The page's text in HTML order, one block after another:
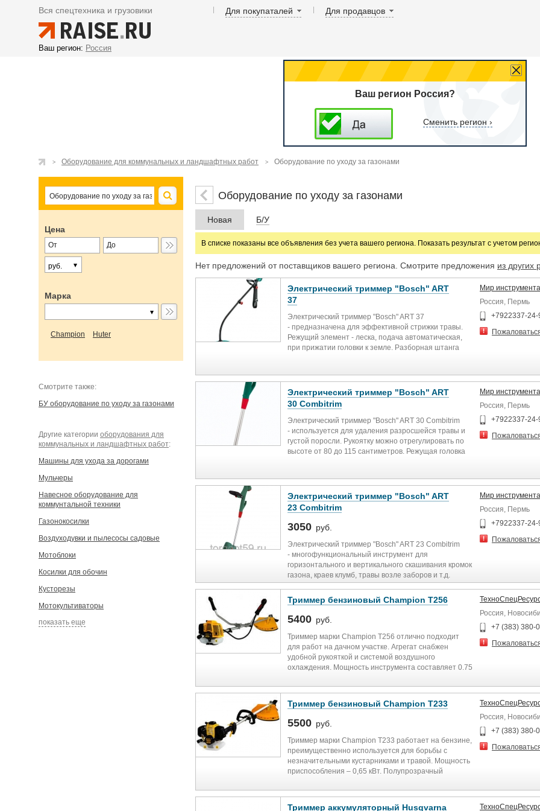
Вся спецтехника и грузовики Для покупаталей Для продавцов
Ваш регион: Россия
Ваш регион Россия?
Сменить регион ›
Оборудование для коммунальных и ландшафтных работ Оборудование по уходу за газонами
Цена
руб.
Марка
Champion Huter
Cмотрите также:
БУ оборудование по уходу за газонами
Другие категории оборудования для
коммунальных и ландшафтных работ:
Машины для ухода за дорогами
Мульчеры
Навесное оборудование для
коммунтальной техники
Газонокосилки
Воздуходувки и пылесосы садовые
Мотоблоки
Косилки для обочин
Кусторезы
Мотокультиваторы
показать еще
Оборудование по уходу за газонами
Новая Б/У
В списке показаны все объявления без учета вашего региона. Показать результат с учетом
Нет предложений от поставщиков вашего региона. Смотрите предложения из других
Электрический триммер "Bosch" ART
37
Электрический триммер "Bosch" ART 37
- предназначена для эффективной стрижки травы.
Режущий элемент - леска, подача автоматическая,
при прижатии головки к земле. Разборная штанга
регулируется под рост оператора и обеспечивает
лучшую маневренность. В комплект входит
наплечных ремень для комфортной, менее
утомительной работы.
Мир
Россия, Пермь
+7922337-24-
Электрический триммер "Bosch" ART
30 Combitrim
Электрический триммер "Bosch" ART 30 Combitrim
- используется для удаления разросшейся травы и
густой поросли. Рукоятку можно отрегулировать по
высоте от 80 до 115 сантиметров. Режущая головка
Мир
Россия, Пермь
+7922337-24-
Электрический триммер "Bosch" ART
23 Combitrim
3050 руб.
Электрический триммер "Bosch" ART 23 Combitrim
- многофункциональный инструмент для
горизонтального и вертикального скашивания кромок
газона, краев клумб, травы возле заборов и т.д.
Позволяет косить как низкую траву, так и высокую
дикорастущую, для этого предусмотрена двойная
система шпулек.
Мир
Россия, Пермь
+7922337-24-
Триммер бензиновый Champion T256
5400 руб.
Триммер марки Champion Т256 отлично подходит
для работ на дачном участке. Агрегат снабжен
удобной рукояткой и системой воздушного
охлаждения. Мощность инструмента составляет 0.75
скашивания травы, которая имеет повышенную
защитный кожух, который предотвращает рабочий
травматизм. Также имеется емкость для топлива,
наплечный ремень, головка, режущий нож и
руководство по эксплуатации.
Champion — один из самых быстроразвивающихся
на российском рынке брендов переносного садово-
день в линейке изделий Champion широкий выбор
Россия,
+7 (383) 380-
Триммер бензиновый Champion T233
5500 руб.
Триммер марки Champion Т233 работает на бензине,
преимущественно используется для борьбы с
незначительными кустарниками и травой. Мощность
приспособления – 0,65 кВт. Полупрозрачный
количеством смеси. Шланга устройства – прямая,
Россия,
+7 (383) 380-
Триммер аккумуляторный Husqvarna